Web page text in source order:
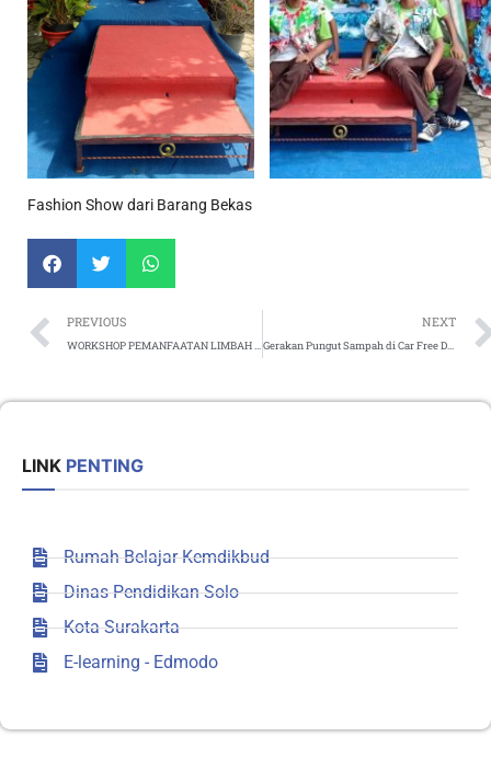
Fashion Show dari Barang Bekas
Prev
PREVIOUS
WORKSHOP PEMANFAATAN LIMBAH SAMPAH MENJADI BARANG BERNILAI EKONOMIS
NEXT
Gerakan Pungut Sampah di Car Free Day Surakarta
LINK PENTING
Rumah Belajar Kemdikbud
Dinas Pendidikan Solo
Kota Surakarta
E-learning - Edmodo